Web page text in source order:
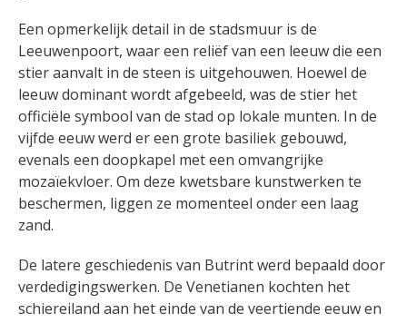
Een opmerkelijk detail in de stadsmuur is de
Leeuwenpoort, waar een reliëf van een leeuw die een
stier aanvalt in de steen is uitgehouwen. Hoewel de
leeuw dominant wordt afgebeeld, was de stier het
officiële symbool van de stad op lokale munten. In de
vijfde eeuw werd er een grote basiliek gebouwd,
evenals een doopkapel met een omvangrijke
mozaïekvloer. Om deze kwetsbare kunstwerken te
beschermen, liggen ze momenteel onder een laag
zand.
De latere geschiedenis van Butrint werd bepaald door
verdedigingswerken. De Venetianen kochten het
schiereiland aan het einde van de veertiende eeuw en